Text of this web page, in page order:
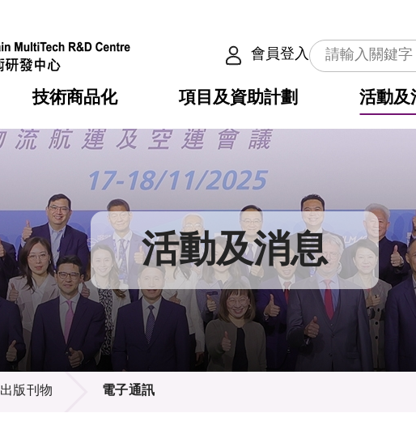
會員登入
機構簡介
組織架構
組織架構
董事局
研究顧問
招標通告
供應商登記
技術商品化
服務
可獲授權之技術
應用於公共服務之創新技術
重點項目
項目及資助計劃
合作計劃
資助計劃
資助計劃
稅務優惠
申請
評審
徵求研發項目計劃書
項目資料庫
活動及
活動
獎項
新聞中心
媒體報導
新聞稿
資訊中心
多媒體
會籍及服務
會員列表
會員登入 活動及消息
出版刊物 電子通訊